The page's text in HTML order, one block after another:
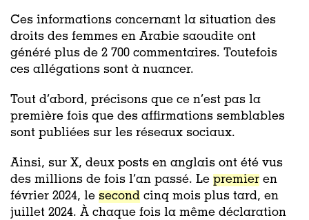
Ces informations concernant la situation des
droits des femmes en Arabie saoudite ont
généré plus de 2 700 commentaires. Toutefois
ces allégations sont à nuancer.
Tout d’abord, précisons que ce n’est pas la
première fois que des affirmations semblables
sont publiées sur les réseaux sociaux.
Ainsi, sur X, deux posts en anglais ont été vus
des millions de fois l’an passé. Le premier en
février 2024, le second cinq mois plus tard, en
juillet 2024. À chaque fois la même déclaration